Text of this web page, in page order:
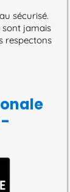
sécurisé.
sont jamais
respectons